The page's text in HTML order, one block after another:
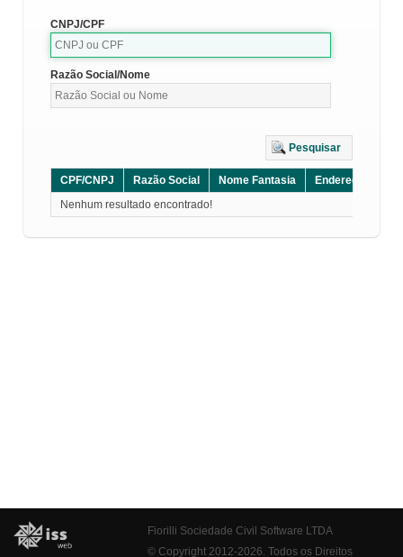
CNPJ/CPF
Razão Social/Nome
Pesquisar
CPF/CNPJ Razão Social Nome Fantasia Endereço
Nenhum resultado encontrado!
Fiorilli Sociedade Civil Software LTDA
© Copyright 2012-2026. Todos os Direitos